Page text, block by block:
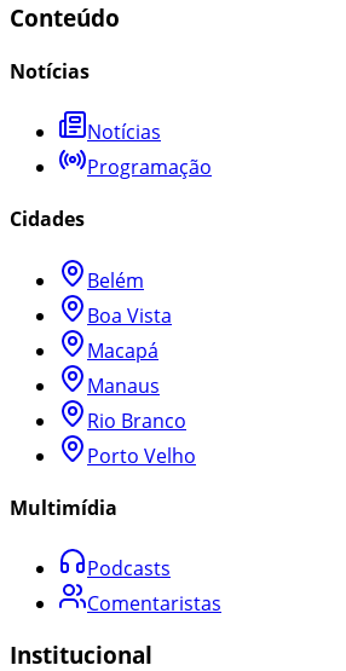
Conteúdo
Notícias
Notícias
Programação
Cidades
Belém
Boa Vista
Macapá
Manaus
Rio Branco
Porto Velho
Multimídia
Podcasts
Comentaristas
Institucional